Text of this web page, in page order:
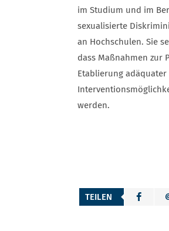
im Studium und im
sexualisierte
an Hochschulen. Sie
dass Maßnahmen zur
Etablierung adäquater
werden.
TEILEN